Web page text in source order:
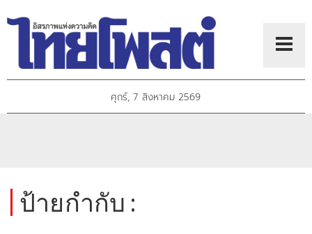
ศุกร์, 7 สิงหาคม 2569
ป้ายกำกับ :